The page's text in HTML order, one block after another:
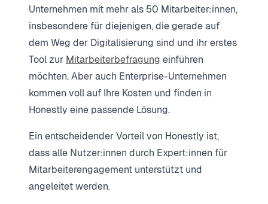
Unternehmen mit mehr als 50 Mitarbeiter:innen,
insbesondere für diejenigen, die gerade auf
dem Weg der Digitalisierung sind und ihr erstes
Tool zur Mitarbeiterbefragung einführen
möchten. Aber auch Enterprise-Unternehmen
kommen voll auf Ihre Kosten und finden in
Honestly eine passende Lösung.
Ein entscheidender Vorteil von Honestly ist,
dass alle Nutzer:innen durch Expert:innen für
Mitarbeiterengagement unterstützt und
angeleitet werden.